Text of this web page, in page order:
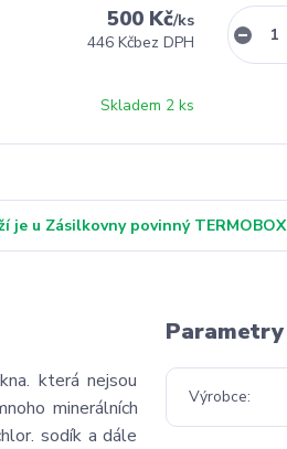
500 Kč/ks
446 Kčbez DPH
Skladem 2 ks
je u Zásilkovny povinný TERMOBOX
která nejsou
minerálních
sodík a dále
Parametry
Výrobce